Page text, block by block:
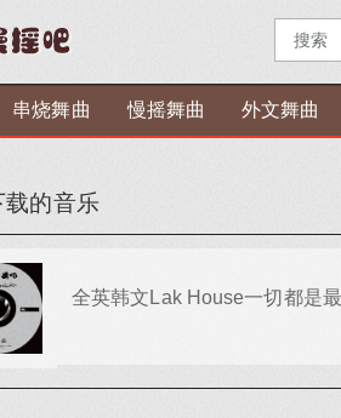
串烧舞曲 慢摇舞曲 外文舞曲
载的音乐
全英韩文Lak House一切都是